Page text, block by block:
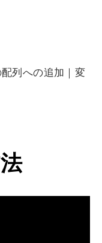
列への追加｜変